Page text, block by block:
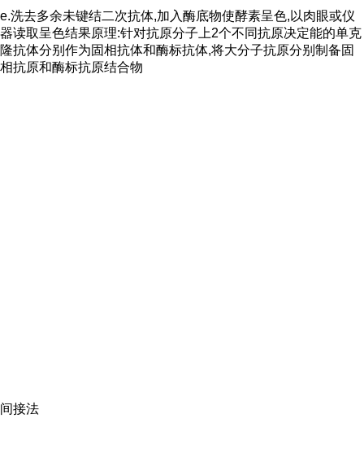
e.洗去多余未键结二次抗体,加入酶底物使酵素呈色,以肉眼或仪
器读取呈色结果原理:针对抗原分子上2个不同抗原决定能的单克
隆抗体分别作为固相抗体和酶标抗体,将大分子抗原分别制备固
相抗原和酶标抗原结合物
间接法